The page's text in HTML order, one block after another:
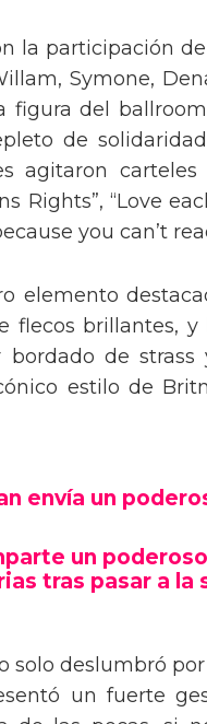
la participación
Symone,
figura del
de
agitaron
Rights”, “Love
you can’t
elemento
flecos brillantes,
bordado de
estilo de
envía un
un
tras pasar a la
solo deslumbró
un fuerte